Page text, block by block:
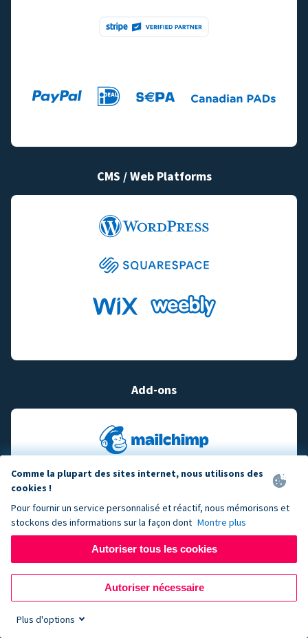
CMS / Web Platforms
Add-ons
Comme la plupart des sites internet, nous utilisons des
cookies !
Pour fournir un service personnalisé et réactif, nous mémorisons et
stockons des informations sur la façon dont Montre plus
Autoriser tous les cookies
Autoriser nécessaire
Plus d'options